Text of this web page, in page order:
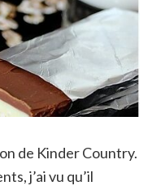
de Kinder Country.
j’ai vu qu’il